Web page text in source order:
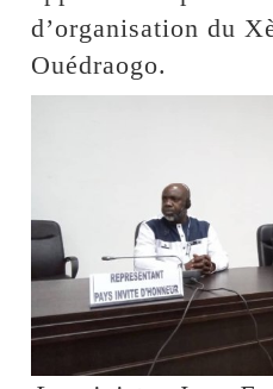
d’organisation du
Ouédraogo.